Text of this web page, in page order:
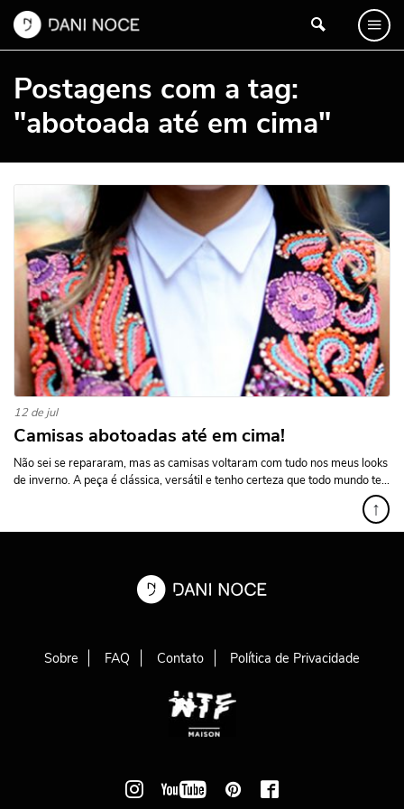
Postagens com a tag:
"abotoada até em cima"
12 de jul
Camisas abotoadas até em cima!
Não sei se repararam, mas as camisas voltaram com tudo nos meus looks
de inverno. A peça é clássica, versátil e tenho certeza que todo mundo te...
↑
Sobre FAQ Contato Política de Privacidade